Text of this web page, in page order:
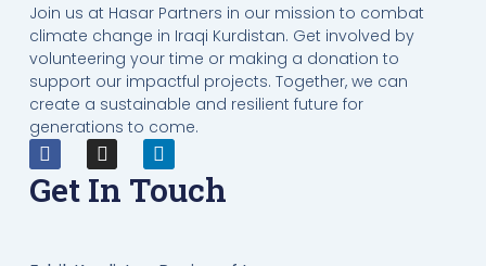
Join us at Hasar Partners in our mission to combat
climate change in Iraqi Kurdistan. Get involved by
volunteering your time or making a donation to
support our impactful projects. Together, we can
create a sustainable and resilient future for
generations to come.
Get In Touch